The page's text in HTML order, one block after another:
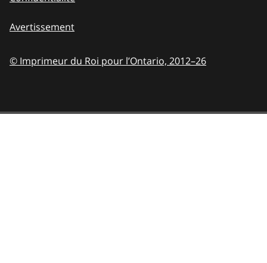
Avertissement
© Imprimeur du Roi pour l’Ontario, 2012–26